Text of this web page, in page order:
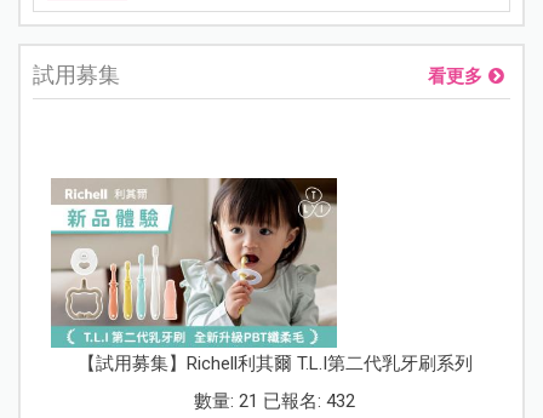
試用募集 看更多
【試用募集】Richell利其爾 T.L.I第二代乳牙刷系列
數量: 21 已報名: 432